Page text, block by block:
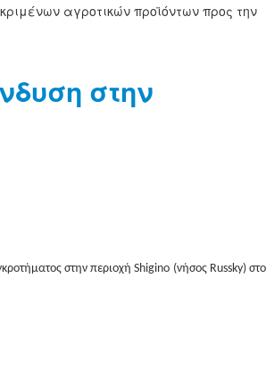
αγροτικών προϊόντων προς την
στην
στην περιοχήShigino (νήσος Russky) στο